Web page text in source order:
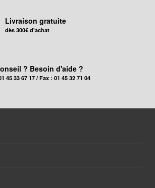
Livraison gratuite
dès 300€ d'achat
? Besoin d'aide ?
45 33 67 17 / Fax : 01 45 32 71 04